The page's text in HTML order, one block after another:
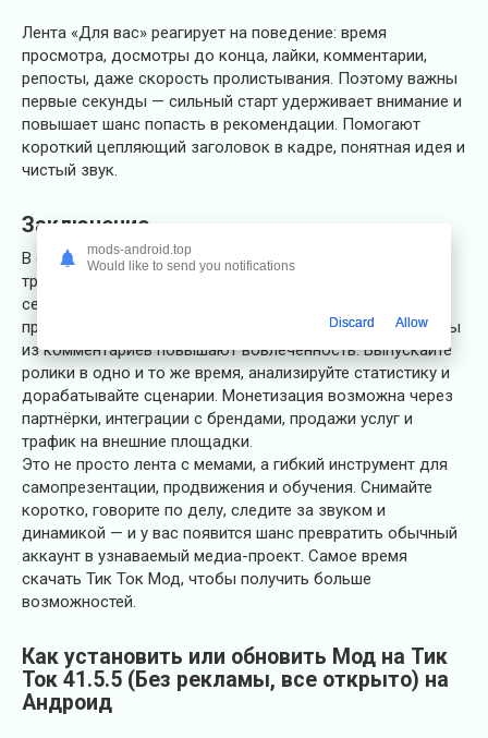
Лента «Для вас» реагирует на поведение: время
просмотра, досмотры до конца, лайки, комментарии,
репосты, даже скорость пролистывания. Поэтому важны
первые секунды — сильный старт удерживает внимание и
повышает шанс попасть в рекомендации. Помогают
короткий цепляющий заголовок в кадре, понятная идея и
чистый звук.
Заключение
В софте также работают тематические челленджи,
трендовые эффекты и своевременные хэштеги. Делайте
серии — пользователи охотнее подписываются на
продолжения. Коллаборации, дуэты и ответы на вопросы
из комментариев повышают вовлечённость. Выпускайте
ролики в одно и то же время, анализируйте статистику и
дорабатывайте сценарии. Монетизация возможна через
партнёрки, интеграции с брендами, продажи услуг и
трафик на внешние площадки.
Это не просто лента с мемами, а гибкий инструмент для
самопрезентации, продвижения и обучения. Снимайте
коротко, говорите по делу, следите за звуком и
динамикой — и у вас появится шанс превратить обычный
аккаунт в узнаваемый медиа-проект. Самое время
скачать Тик Ток Мод, чтобы получить больше
возможностей.
Как установить или обновить Мод на Тик
Ток 41.5.5 (Без рекламы, все открыто) на
Андроид
mods-android.top
Would like to send you notifications
Discard Allow